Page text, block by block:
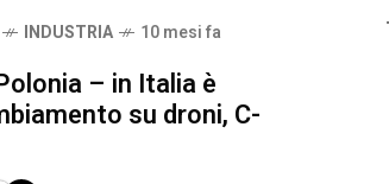
INDUSTRIA 10 mesi fa
– in Italia è
su droni, C-